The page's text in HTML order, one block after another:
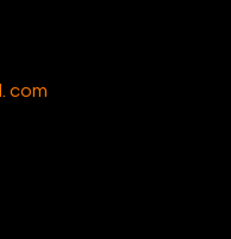
com